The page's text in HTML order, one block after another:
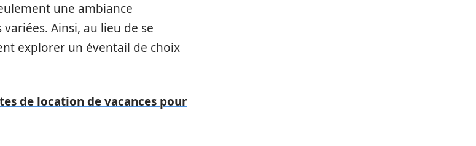
une ambiance
Ainsi, au lieu de se
explorer un éventail de choix
de location de vacances pour